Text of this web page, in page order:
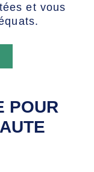
et vous
POUR